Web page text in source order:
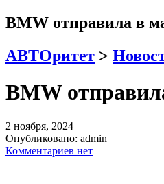
BMW отправила в
АВТОритет >
BMW
2 ноября, 2024
Опубликовано: admin
Комментариев нет